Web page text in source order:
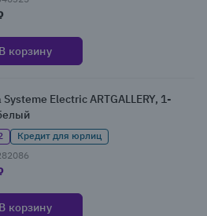
В корзину
Electric ARTGALLERY, 1-
Кредит для юрлиц
В корзину